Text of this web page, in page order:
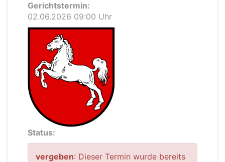
Gerichtstermin:
02.06.2026 09:00 Uhr
Status:
vergeben: Dieser Termin wurde bereits